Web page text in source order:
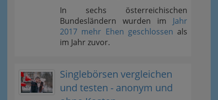
In sechs österreichischen
Bundesländern wurden im Jahr
2017 mehr Ehen geschlossen als
im Jahr zuvor.
Singlebörsen vergleichen
und testen - anonym und